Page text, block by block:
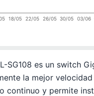
18/05 22/05 26/05 30/05 03/06
SG108 es un switch
la mejor
continuo y permite